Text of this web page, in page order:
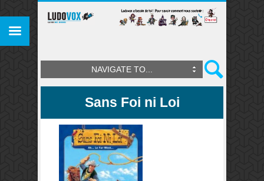
NAVIGATE TO...
Sans Foi ni Loi